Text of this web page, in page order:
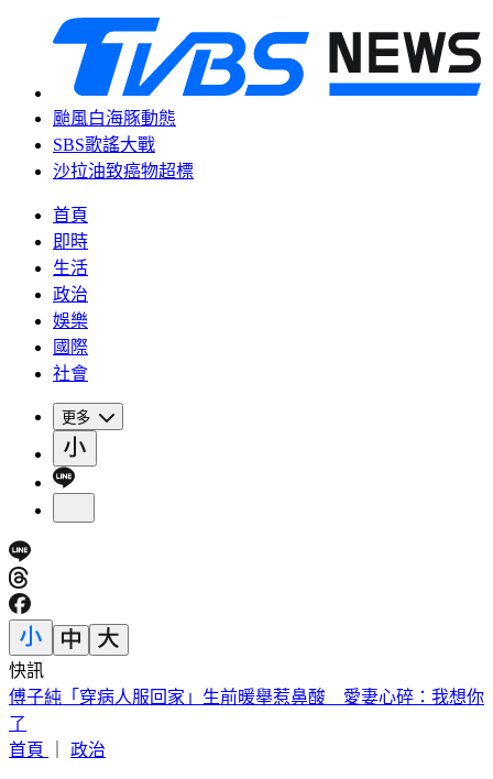
颱風白海豚動態
SBS歌謠大戰
沙拉油致癌物超標
首頁
即時
生活
政治
娛樂
國際
社會
更多
快訊
快訊／遠見‧天下文化創辦人高希均辭世 享耆壽90歲
首頁